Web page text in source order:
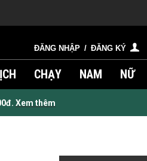
ĐĂNG NHẬP / ĐĂNG KÝ
CHẠY NAM NỮ
Xem thêm